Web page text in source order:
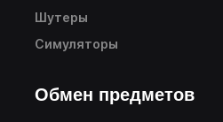
Шутеры
Симуляторы
Обмен предметов